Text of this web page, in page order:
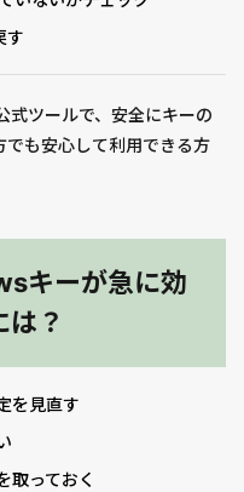
す
ツールで、安全にキーの
も安心して利用できる方
キーが急に効
？
を見直す
取っておく